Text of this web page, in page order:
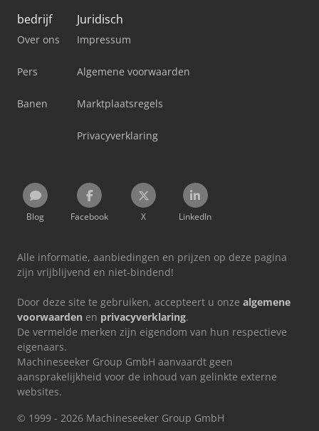
bedrijf
Over ons
Pers
Banen
Juridisch
Impressum
Algemene voorwaarden
Marktplaatsregels
Privacyverklaring
Blog Facebook X LinkedIn
Alle informatie, aanbiedingen en prijzen op deze pagina
zijn vrijblijvend en niet-bindend!
Door deze site te gebruiken, accepteert u onze algemene
voorwaarden en privacyverklaring.
De vermelde merken zijn eigendom van hun respectieve
eigenaars.
Machineseeker Group GmbH aanvaardt geen
aansprakelijkheid voor de inhoud van gelinkte externe
websites.
© 1999 - 2026 Machineseeker Group GmbH